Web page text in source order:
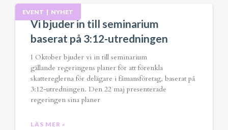
EVENT | NYHET
Vi bjuder in till seminarium
baserat på 3:12-utredningen
I Oktober bjuder vi in till seminarium
gällande regeringens planer för att förenkla
skattereglerna för delägare i fåmansföretag, baserat på
3:12-utredningen. Den 22 maj presenterade
regeringen sina planer
LÄS MER »